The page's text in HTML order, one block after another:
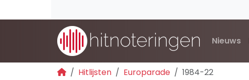
Nieuws
Hitlijsten Europarade 1984-22